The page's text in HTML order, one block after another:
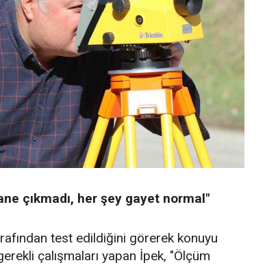
çıkmadı, her şey gayet normal"
test edildiğini görerek konuyu
çalışmaları yapan İpek, "Ölçüm